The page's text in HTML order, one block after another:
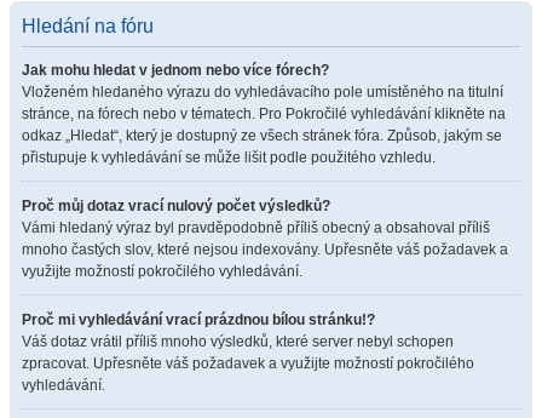
Hledání na fóru
Jak mohu hledat v jednom nebo více fórech?
Vloženém hledaného výrazu do vyhledávacího pole umístěného na titulní
stránce, na fórech nebo v tématech. Pro Pokročilé vyhledávání klikněte na
odkaz „Hledat“, který je dostupný ze všech stránek fóra. Způsob, jakým se
přistupuje k vyhledávání se může lišit podle použitého vzhledu.
Proč můj dotaz vrací nulový počet výsledků?
Vámi hledaný výraz byl pravděpodobně příliš obecný a obsahoval příliš
mnoho častých slov, které nejsou indexovány. Upřesněte váš požadavek a
využijte možností pokročilého vyhledávání.
Proč mi vyhledávání vrací prázdnou bílou stránku!?
Váš dotaz vrátil příliš mnoho výsledků, které server nebyl schopen
zpracovat. Upřesněte váš požadavek a využijte možností pokročilého
vyhledávání.